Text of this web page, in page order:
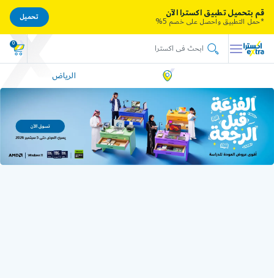
0
الرياض
قم بتحميل تطبيق اكسترا الآن
*حمل التطبيق واحصل على خصم 5%
تحميل